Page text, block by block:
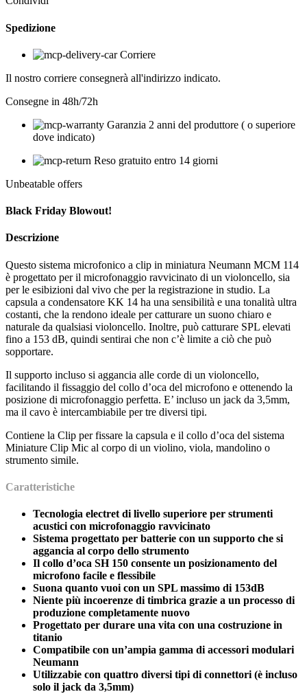
Spedizione
Corriere
Il nostro corriere consegnerà all'indirizzo indicato.
Consegne in 48h/72h
Garanzia 2 anni del produttore ( o superiore
dove indicato)
Reso gratuito entro 14 giorni
Unbeatable offers
Black Friday Blowout!
Descrizione
Questo sistema microfonico a clip in miniatura Neumann MCM 114
è progettato per il microfonaggio ravvicinato di un violoncello, sia
per le esibizioni dal vivo che per la registrazione in studio. La
capsula a condensatore KK 14 ha una sensibilità e una tonalità ultra
costanti, che la rendono ideale per catturare un suono chiaro e
naturale da qualsiasi violoncello. Inoltre, può catturare SPL elevati
fino a 153 dB, quindi sentirai che non c’è limite a ciò che può
sopportare.
Il supporto incluso si aggancia alle corde di un violoncello,
facilitando il fissaggio del collo d’oca del microfono e ottenendo la
posizione di microfonaggio perfetta. E’ incluso un jack da 3,5mm,
ma il cavo è intercambiabile per tre diversi tipi.
Contiene la Clip per fissare la capsula e il collo d’oca del sistema
Miniature Clip Mic al corpo di un violino, viola, mandolino o
strumento simile.
Caratteristiche
Tecnologia electret di livello superiore per strumenti
acustici con microfonaggio ravvicinato
Sistema progettato per batterie con un supporto che si
aggancia al corpo dello strumento
Il collo d’oca SH 150 consente un posizionamento del
microfono facile e flessibile
Suona quanto vuoi con un SPL massimo di 153dB
Niente più incoerenze di timbrica grazie a un processo di
produzione completamente nuovo
Progettato per durare una vita con una costruzione in
titanio
Compatibile con un’ampia gamma di accessori modulari
Neumann
Utilizzabie con quattro diversi tipi di connettori (è incluso
solo il jack da 3,5mm)